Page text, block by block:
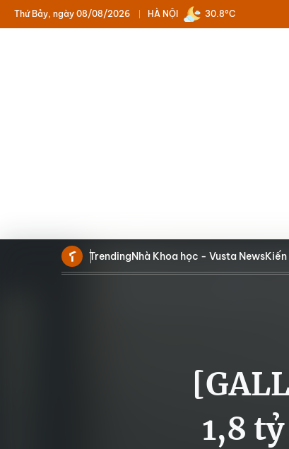
HÀ NỘI
Thứ Bảy, ngày 08/08/2026 30.8°C
TrendingNhà Khoa học - Vusta News
1,8